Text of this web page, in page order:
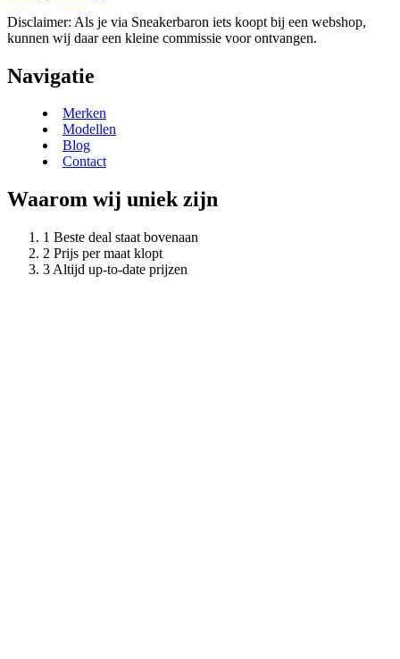
Disclaimer: Als je via Sneakerbaron iets koopt bij een webshop,
kunnen wij daar een kleine commissie voor ontvangen.
Navigatie
Merken
Modellen
Blog
Contact
Waarom wij uniek zijn
Beste deal staat bovenaan
Prijs per maat klopt
Altijd up-to-date prijzen